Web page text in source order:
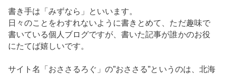
書き手は「みずなら」といいます。
日々のことをわすれないように書きとめて、ただ趣味で
書いている個人ブログですが、書いた記事が誰かのお役
にたてば嬉しいです。
サイト名「おささるろぐ」の”おささる”というのは、北海